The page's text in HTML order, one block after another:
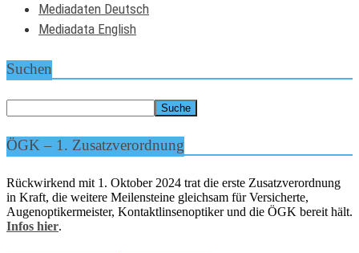
Mediadaten Deutsch
Mediadata English
Suchen
ÖGK – 1. Zusatzverordnung
Rückwirkend mit 1. Oktober 2024 trat die erste Zusatzverordnung
in Kraft, die weitere Meilensteine gleichsam für Versicherte,
Augenoptikermeister, Kontaktlinsenoptiker und die ÖGK bereit hält.
Infos hier.